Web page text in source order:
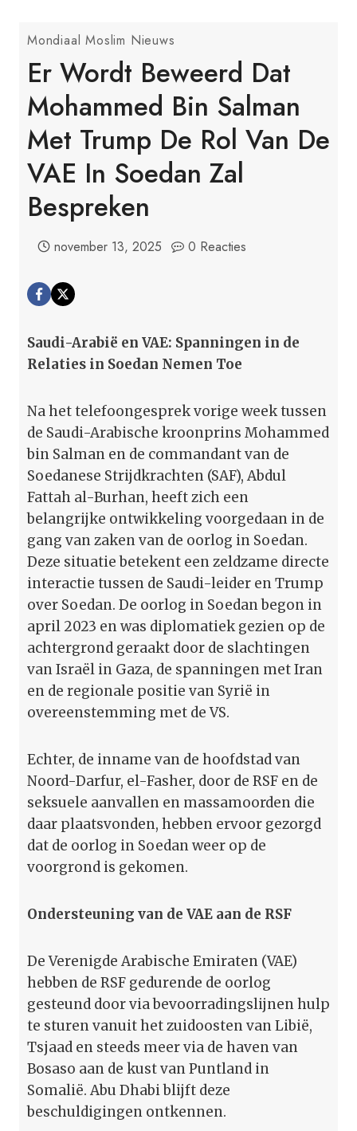
Mondiaal Moslim Nieuws
Er Wordt Beweerd Dat
Mohammed Bin Salman
Met Trump De Rol Van De
VAE In Soedan Zal
Bespreken
november 13, 2025 0 Reacties
Saudi-Arabië en VAE: Spanningen in de
Relaties in Soedan Nemen Toe
Na het telefoongesprek vorige week tussen
de Saudi-Arabische kroonprins Mohammed
bin Salman en de commandant van de
Soedanese Strijdkrachten (SAF), Abdul
Fattah al-Burhan, heeft zich een
belangrijke ontwikkeling voorgedaan in de
gang van zaken van de oorlog in Soedan.
Deze situatie betekent een zeldzame directe
interactie tussen de Saudi-leider en Trump
over Soedan. De oorlog in Soedan begon in
april 2023 en was diplomatiek gezien op de
achtergrond geraakt door de slachtingen
van Israël in Gaza, de spanningen met Iran
en de regionale positie van Syrië in
overeenstemming met de VS.
Echter, de inname van de hoofdstad van
Noord-Darfur, el-Fasher, door de RSF en de
seksuele aanvallen en massamoorden die
daar plaatsvonden, hebben ervoor gezorgd
dat de oorlog in Soedan weer op de
voorgrond is gekomen.
Ondersteuning van de VAE aan de RSF
De Verenigde Arabische Emiraten (VAE)
hebben de RSF gedurende de oorlog
gesteund door via bevoorradingslijnen hulp
te sturen vanuit het zuidoosten van Libië,
Tsjaad en steeds meer via de haven van
Bosaso aan de kust van Puntland in
Somalië. Abu Dhabi blijft deze
beschuldigingen ontkennen.